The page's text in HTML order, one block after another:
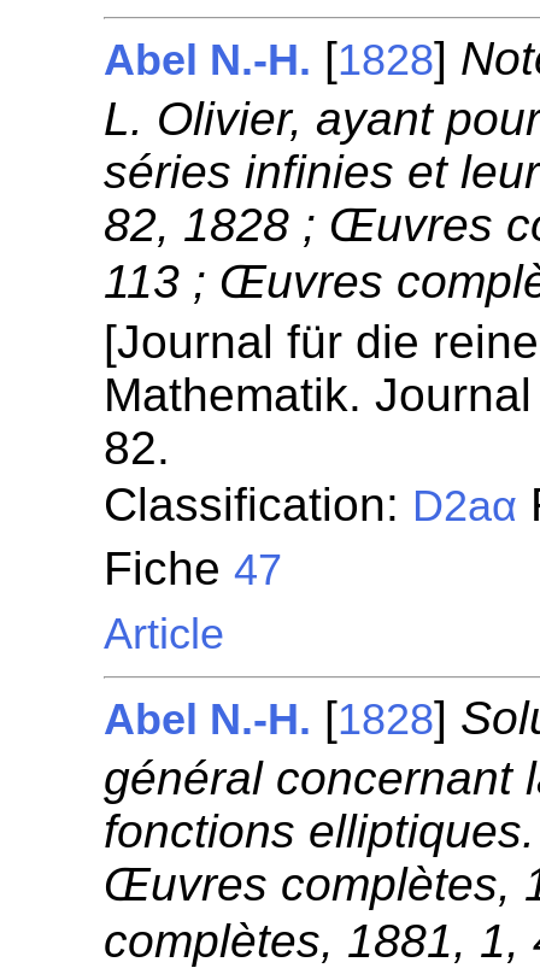
Abel N.-H. [1828]
L. Olivier, ayant
séries infinies et
82, 1828 ; Œuvres
113 ; Œuvres
[Journal für die
Mathematik.
82.
Classification: D2aα
Fiche47
Article
Abel N.-H. [1828]
général concernant
fonctions
Œuvres complètes,
complètes, 1881, 1,